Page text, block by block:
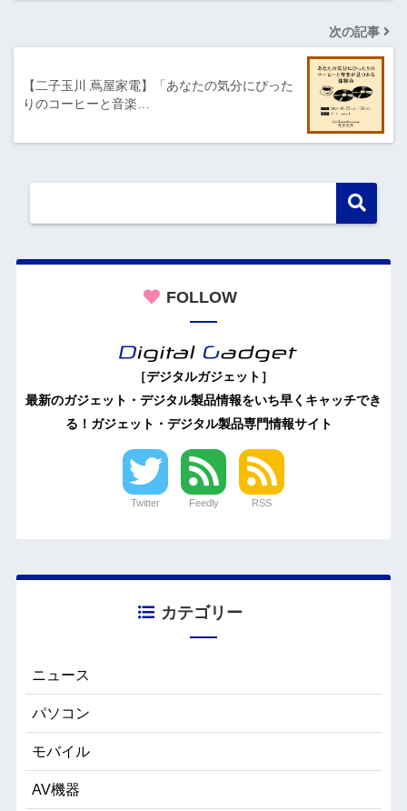
次の記事
【二子玉川 蔦屋家電】「あなたの気分にぴった
りのコーヒーと音楽…
FOLLOW
［デジタルガジェット］
最新のガジェット・デジタル製品情報をいち早くキャッチでき
る！ガジェット・デジタル製品専門情報サイト
Twitter Feedly RSS
カテゴリー
ニュース
パソコン
モバイル
AV機器